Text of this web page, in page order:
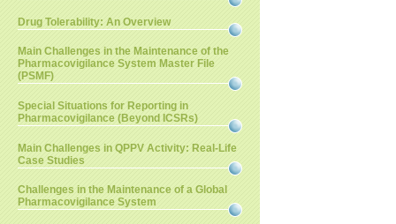
Drug Tolerability: An Overview
Main Challenges in the Maintenance of the
Pharmacovigilance System Master File
(PSMF)
Special Situations for Reporting in
Pharmacovigilance (Beyond ICSRs)
Main Challenges in QPPV Activity: Real-Life
Case Studies
Challenges in the Maintenance of a Global
Pharmacovigilance System